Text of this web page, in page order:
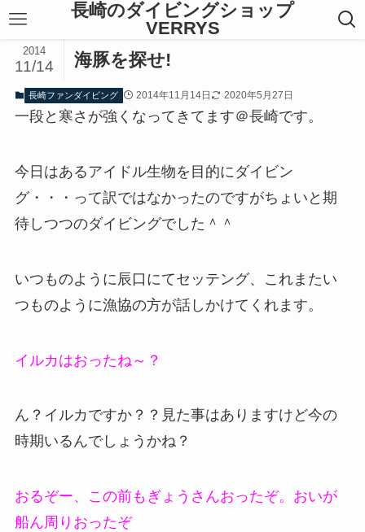
長崎のダイビングショップ
VERRYS
海豚を探せ!
2014
11/14
長崎ファンダイビング 2014年11月14日 2020年5月27日
一段と寒さが強くなってきてます＠長崎です。
今日はあるアイドル生物を目的にダイビン
グ・・・って訳ではなかったのですがちょいと期
待しつつのダイビングでした＾＾
いつものように辰口にてセッテング、これまたい
つものように漁協の方が話しかけてくれます。
イルカはおったね～？
ん？イルカですか？？見た事はありますけど今の
時期いるんでしょうかね？
おるぞー、この前もぎょうさんおったぞ。おいが
船ん周りおったぞ